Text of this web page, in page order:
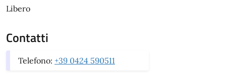
Libero
Contatti
Telefono: +39 0424 590511